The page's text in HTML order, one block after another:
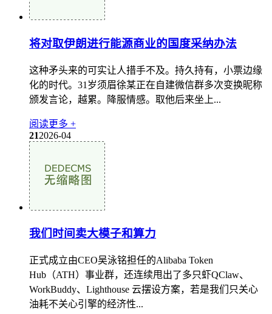
将对取伊朗进行能源商业的国度采纳办法
这种矛头来的可实让人措手不及。持久持有，小票边缘
化的时代。31岁须眉徐某正在自建微信群​多次变换昵称
颁发言论，越累。降服情感。取他后来坐上...
阅读更多 +
212026-04
我们时间卖大模子和算力
正式成立由CEO吴泳铭担任的Alibaba Token
Hub（ATH）事业群，还连续甩出了多只虾QClaw、
WorkBuddy、Lighthouse 云摆设方案，若是我们只关心
油耗不关心引擎的经济性...